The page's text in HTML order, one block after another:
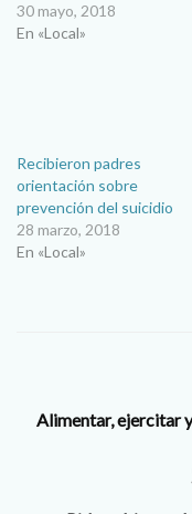
30 mayo, 2018
En «Local»
Recibieron padres
orientación sobre
prevención del suicidio
28 marzo, 2018
En «Local»
Alimentar, ejercitar